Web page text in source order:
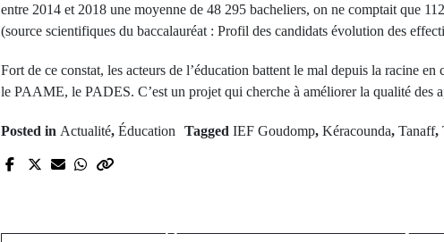
entre 2014 et 2018 une moyenne de 48 295 bacheliers, on ne comptait que
(source scientifiques du baccalauréat : Profil des candidats évolution des
Fort de ce constat, les acteurs de l’éducation battent le mal depuis la racine
le PAAME, le PADES. C’est un projet qui cherche à améliorer la qualité des
Posted in Actualité, Éducation Tagged IEF Goudomp, Kéracounda, Tanaff,